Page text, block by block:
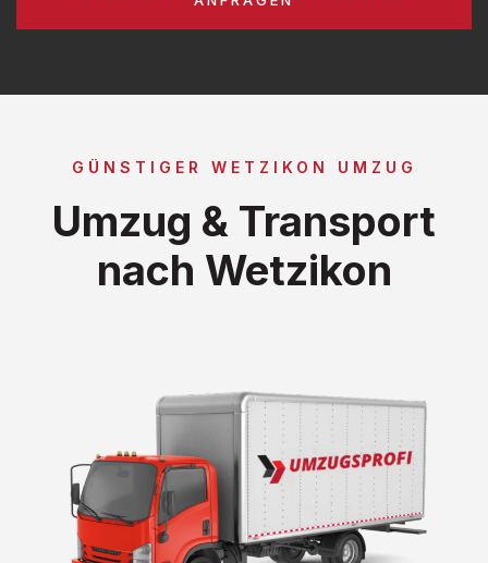
GÜNSTIGER WETZIKON UMZUG
Umzug & Transport
nach Wetzikon